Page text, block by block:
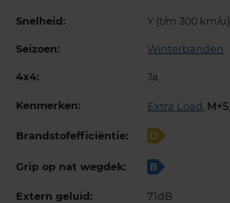
Snelheid: Y (t/m 300 km/u)
Seizoen: Winterbanden
4x4: Ja
Kenmerken: Extra Load
Brandstofefficiëntie: D
Grip op nat wegdek: B
Extern geluid: 71dB